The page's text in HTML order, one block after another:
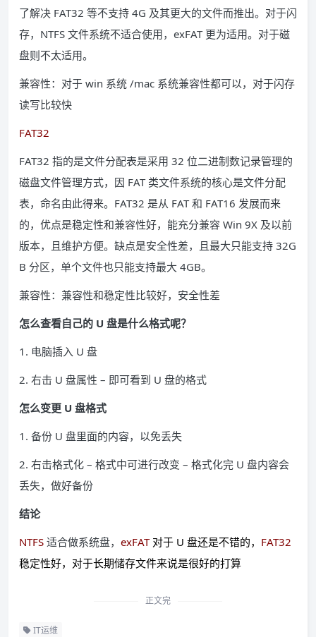
了解决 FAT32 等不支持 4G 及其更大的文件而推出。对于闪
存，NTFS 文件系统不适合使用，exFAT 更为适用。对于磁
盘则不太适用。
兼容性：对于 win 系统 /mac 系统兼容性都可以，对于闪存
读写比较快
FAT32
FAT32 指的是文件分配表是采用 32 位二进制数记录管理的
磁盘文件管理方式，因 FAT 类文件系统的核心是文件分配
表，命名由此得来。FAT32 是从 FAT 和 FAT16 发展而来
的，优点是稳定性和兼容性好，能充分兼容 Win 9X 及以前
版本，且维护方便。缺点是安全性差，且最大只能支持 32G
B 分区，单个文件也只能支持最大 4GB。
兼容性：兼容性和稳定性比较好，安全性差
怎么查看自己的 U 盘是什么格式呢？
1. 电脑插入 U 盘
2. 右击 U 盘属性 – 即可看到 U 盘的格式
怎么变更 U 盘格式
1. 备份 U 盘里面的内容，以免丢失
2. 右击格式化 – 格式中可进行改变 – 格式化完 U 盘内容会
丢失，做好备份
结论
NTFS 适合做系统盘， exFAT对于 U 盘还是不错的， FAT32
稳定性好，对于长期储存文件来说是很好的打算
正文完
IT运维